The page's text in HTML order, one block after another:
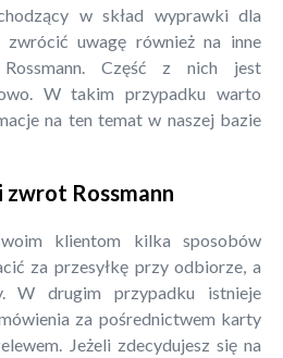
w skład wyprawki dla
zwrócić uwagę również na inne
Część z nich jest
W takim przypadku warto
na ten temat w naszej bazie
zwrot Rossmann
klientom kilka sposobów
za przesyłkę przy odbiorze, a
W drugim przypadku istnieje
za pośrednictwem karty
Jeżeli zdecydujesz się na